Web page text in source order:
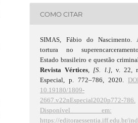
COMO CITAR
SIMAS, Fábio do Nascimento.
tortura no
Estado brasileiro e questão
Revista Vértices, [S. l.], v. 22,
Especial, p. 772–786, 2020.
10.19180/1809-
2667.v22nEspecial2020p772-786.
Disponível em:
https://editoraessentia.iff.edu.br/ind